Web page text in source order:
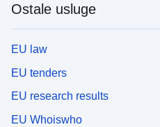
Ostale usluge
EU law
EU tenders
EU research results
EU Whoiswho